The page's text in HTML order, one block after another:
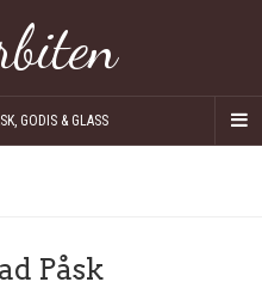
GODIS & GLASS
Påsk